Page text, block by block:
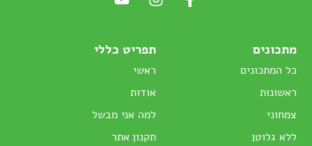
מתכונים
כל המתכונים
ראשונות
צמחוני
ללא גלוטן
תפריט כללי
ראשי
אודות
למה אני מבשל
תקנון אתר